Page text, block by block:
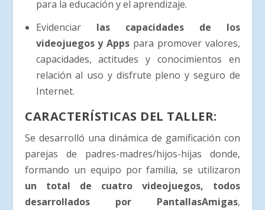
para la educación y el aprendizaje.
Evidenciar las capacidades de los
videojuegos y Apps para promover valores,
capacidades, actitudes y conocimientos en
relación al uso y disfrute pleno y seguro de
Internet.
CARACTERÍSTICAS DEL TALLER:
Se desarrolló una dinámica de gamificación con
parejas de padres-madres/hijos-hijas donde,
formando un equipo por familia, se utilizaron
un total de cuatro videojuegos, todos
desarrollados por PantallasAmigas,